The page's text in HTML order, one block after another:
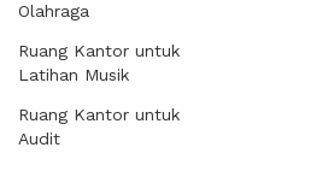
Olahraga
Ruang Kantor untuk
Latihan Musik
Ruang Kantor untuk
Audit